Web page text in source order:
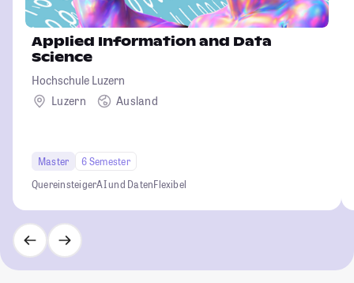
Applied Information and Data
Science
Hochschule Luzern
Luzern
Ausland
Master
6 Semester
QuereinsteigerAI und DatenFlexibel